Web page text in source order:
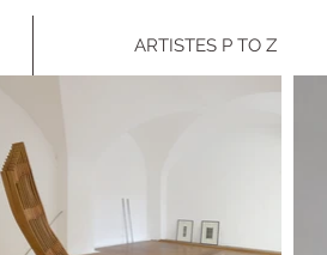
ARTISTES P TO Z